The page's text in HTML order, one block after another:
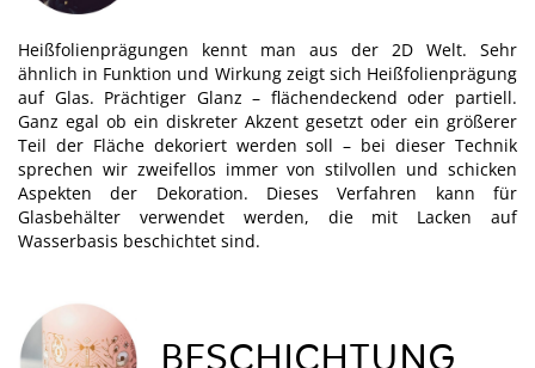
Heißfolienprägungen kennt man aus der 2D Welt. Sehr
ähnlich in Funktion und Wirkung zeigt sich Heißfolienprägung
auf Glas. Prächtiger Glanz – flächendeckend oder partiell.
Ganz egal ob ein diskreter Akzent gesetzt oder ein größerer
Teil der Fläche dekoriert werden soll – bei dieser Technik
sprechen wir zweifellos immer von stilvollen und schicken
Aspekten der Dekoration. Dieses Verfahren kann für
Glasbehälter verwendet werden, die mit Lacken auf
Wasserbasis beschichtet sind.
BESCHICHTUNG